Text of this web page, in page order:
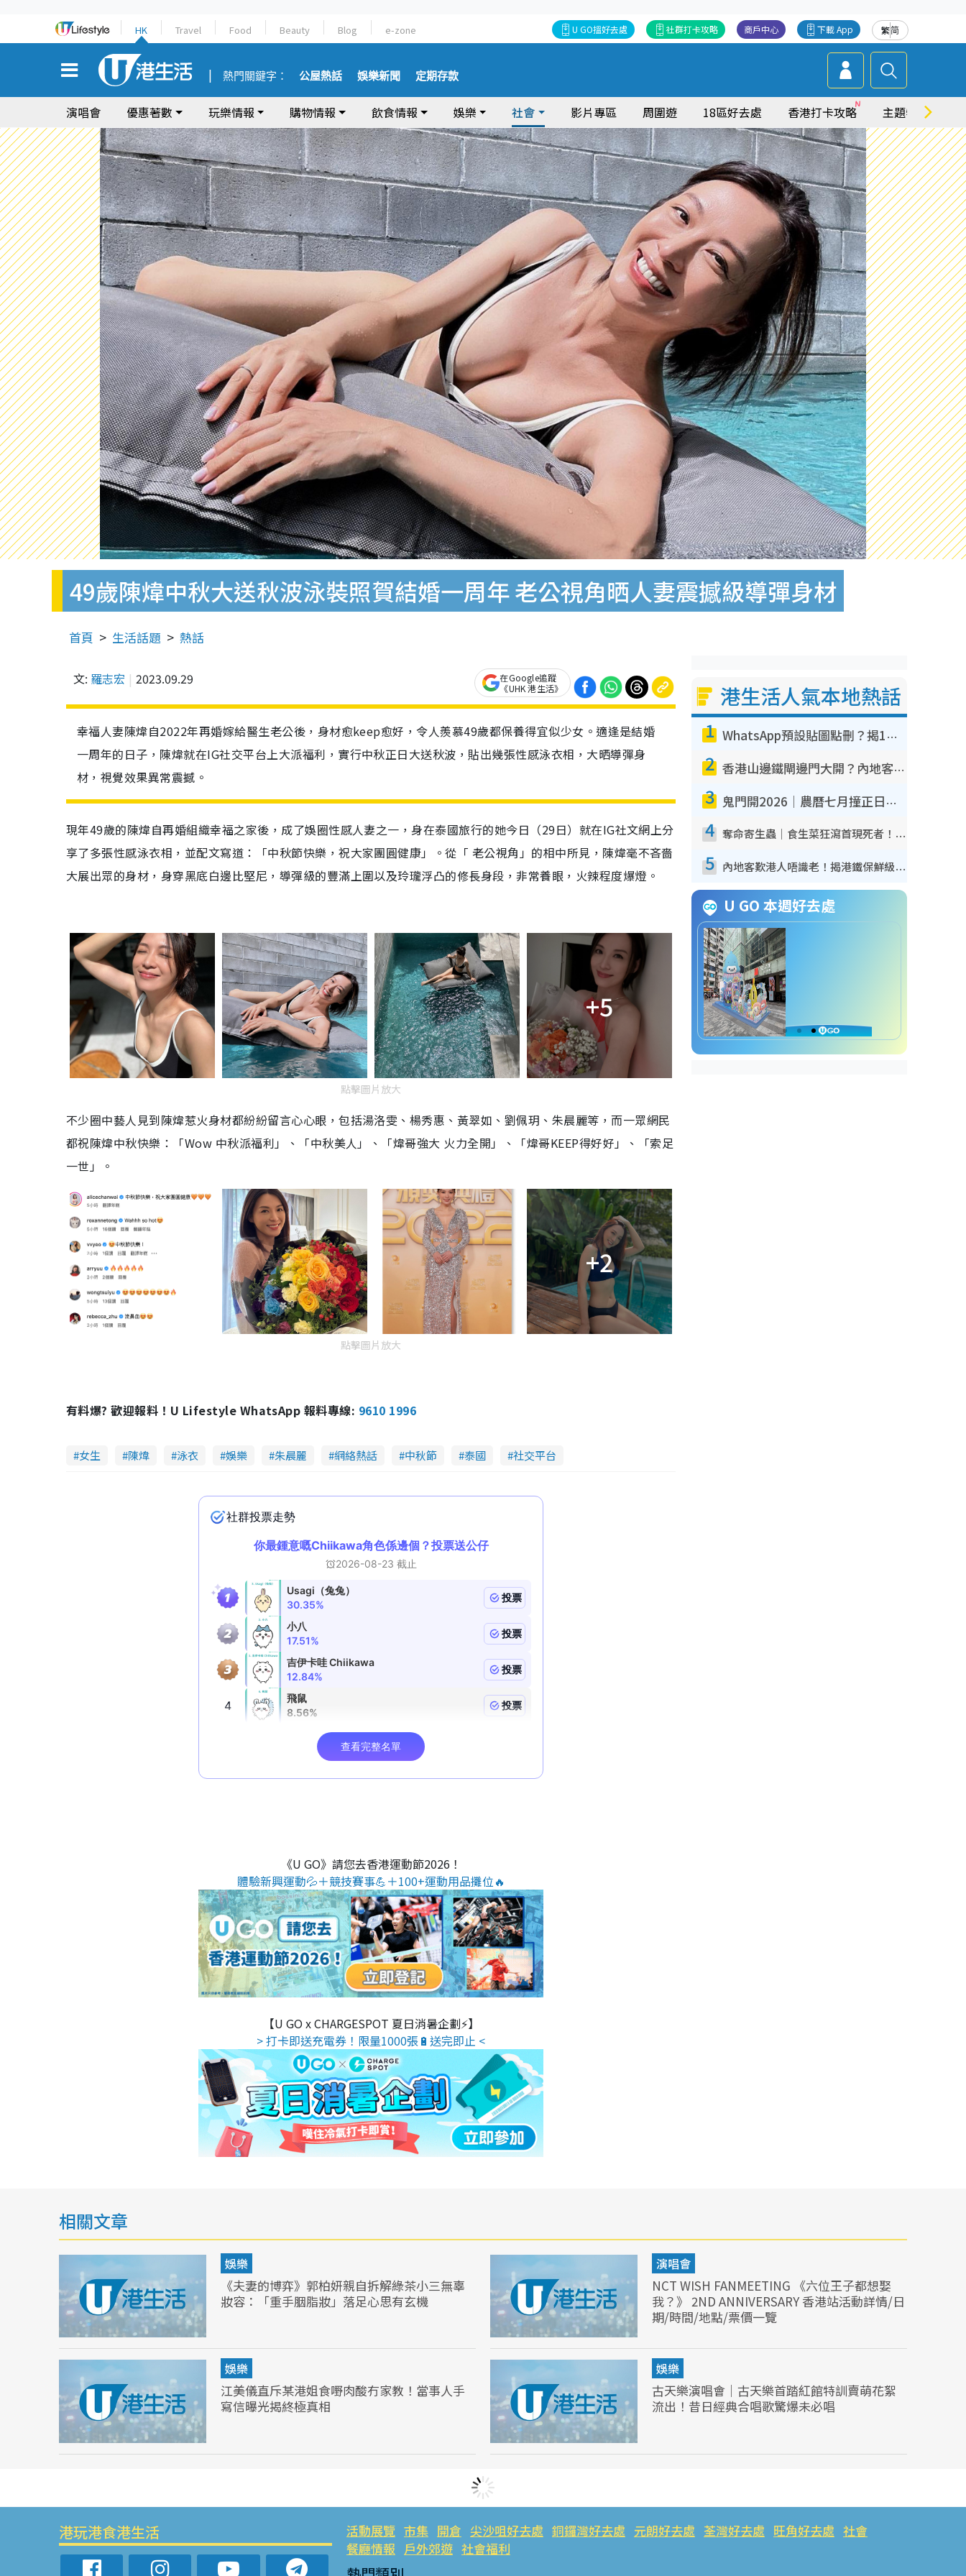
HK Travel Food Beauty Blog e-zone 繁简
下載 App
商戶中心
社群打卡攻略
U GO搵好去處
熱門關鍵字： 公屋熱話 娛樂新聞 定期存款
演唱會 優惠著數 玩樂情報 購物情報 飲食情報 娛樂 社會 影片專區 周圍遊 18區好去處 香港打卡攻略 主題特集
49歲陳煒中秋大送秋波泳裝照賀結婚一周年 老公視角晒人妻震撼級導彈身材
首頁 生活話題 熱話
文: 羅志宏 2023.09.29
在Google追蹤
《UHK 港生活》
幸福人妻陳煒自2022年再婚嫁給醫生老公後，身材愈keep愈好，令人羨慕49歲都保養得宜似少女。適逢是結婚
一周年的日子，陳煒就在IG社交平台上大派福利，實行中秋正日大送秋波，貼出幾張性感泳衣相，大晒導彈身
材，視覺效果異常震撼。
現年49歲的陳煒自再婚組織幸福之家後，成了娛圈性感人妻之一，身在泰國旅行的她今日（29日）就在IG社文網上分
享了多張性感泳衣相，並配文寫道：「中秋節快樂，祝大家團圓健康」。從「 老公視角」的相中所見，陳煒毫不吝嗇
大展出眾的身材，身穿黑底白邊比堅尼，導彈級的豐滿上圍以及玲瓏浮凸的修長身段，非常養眼，火辣程度爆燈。
+5
點擊圖片放大
不少圈中藝人見到陳煒惹火身材都紛紛留言心心眼，包括湯洛雯、楊秀惠、黃翠如、劉佩玥、朱晨麗等，而一眾網民
都祝陳煒中秋快樂：「Wow 中秋派福利」、「中秋美人」、「煒哥強大 火力全開」、「煒哥KEEP得好好」、「索足
一世」。
+2
點擊圖片放大
有料爆? 歡迎報料！U Lifestyle WhatsApp 報料專線: 9610 1996
女生 陳煒 泳衣 娛樂 朱晨麗 網絡熱話 中秋節 泰國 社交平台
《U GO》請您去香港運動節2026！
體驗新興運動💦＋競技賽事💪＋100+運動用品攤位🔥
【U GO x CHARGESPOT 夏日消暑企劃⚡】
> 打卡即送充電券！限量1000張🔋送完即止 <
港生活人氣本地熱話
1 WhatsApp預設貼圖點刪？揭1招「反向操作」還原簡潔介面 附3步實測教學
2 香港山邊鐵閘邊門大開？內地客困惑意義何在！網民神回覆：呢種叫法理性防禦
3 鬼門開2026｜農曆七月撞正日全食特別邪？專家警告切忌做一事！揭4大禁忌+2招保平安
4 奪命寄生蟲｜食生菜狂瀉首現死者！疫潮惡化錄1.8萬宗病例 揭洗菜3大謬誤
5 內地客歎港人唔識老！揭港鐵保鮮級冷氣 港人求放過：咪投訴
U GO 本週好去處
相關文章
娛樂
《夫妻的博弈》郭柏妍親自拆解綠茶小三無辜
妝容：「重手胭脂妝」落足心思有玄機
演唱會
NCT WISH FANMEETING 《六位王子都想娶
我？》 2ND ANNIVERSARY 香港站活動詳情/日
期/時間/地點/票價一覽
娛樂
江美儀直斥某港姐食嘢肉酸冇家教！當事人手
寫信曝光揭終極真相
娛樂
古天樂演唱會｜古天樂首踏紅館特訓賣萌花絮
流出！昔日經典合唱歌驚爆未必唱
港玩港食港生活 活動展覽 市集 開倉 尖沙咀好去處 銅鑼灣好去處 元朗好去處 荃灣好去處 旺角好去處 社會
餐廳情報 戶外郊遊 社會福利